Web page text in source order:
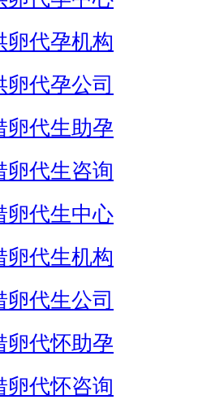
卵代孕机构
卵代孕公司
卵代生助孕
卵代生咨询
卵代生中心
卵代生机构
卵代生公司
卵代怀助孕
卵代怀咨询